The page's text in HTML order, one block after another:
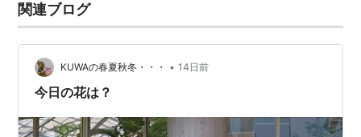
関連ブログ
KUWAの春夏秋冬・・・ • 14日前
今日の花は？